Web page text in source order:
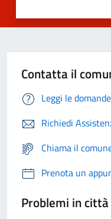
Contatta il
Leggi le
Richiedi
Chiama il
Prenota un
Problemi in città